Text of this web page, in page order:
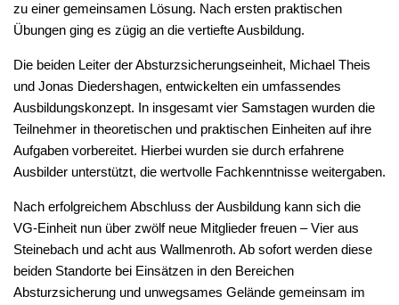
zu einer gemeinsamen Lösung. Nach ersten praktischen
Übungen ging es zügig an die vertiefte Ausbildung.
Die beiden Leiter der Absturzsicherungseinheit, Michael Theis
und Jonas Diedershagen, entwickelten ein umfassendes
Ausbildungskonzept. In insgesamt vier Samstagen wurden die
Teilnehmer in theoretischen und praktischen Einheiten auf ihre
Aufgaben vorbereitet. Hierbei wurden sie durch erfahrene
Ausbilder unterstützt, die wertvolle Fachkenntnisse weitergaben.
Nach erfolgreichem Abschluss der Ausbildung kann sich die
VG-Einheit nun über zwölf neue Mitglieder freuen – Vier aus
Steinebach und acht aus Wallmenroth. Ab sofort werden diese
beiden Standorte bei Einsätzen in den Bereichen
Absturzsicherung und unwegsames Gelände gemeinsam im